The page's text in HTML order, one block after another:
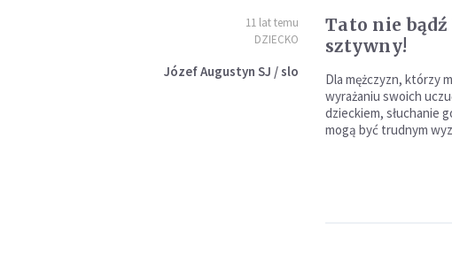
11 lat temu
DZIECKO
Józef Augustyn SJ / slo
Tato nie
sztywny!
Dla mężczyzn, którzy
wyrażaniu swoich
dzieckiem, słuchanie
mogą być trudnym